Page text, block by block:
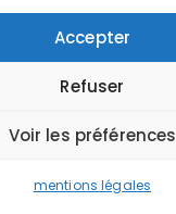
Accepter
Refuser
Voir les préférences
mentions légales